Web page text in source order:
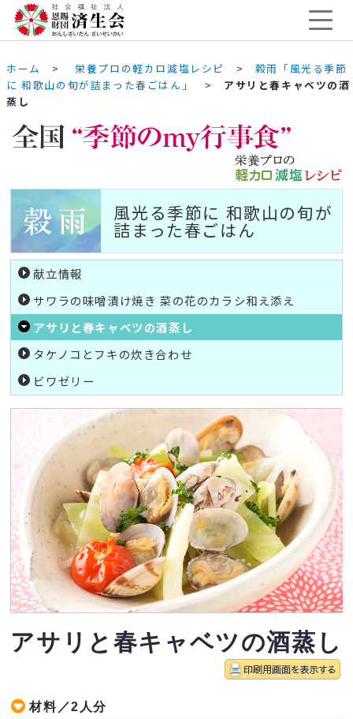
ホーム >栄養プロの軽カロ減塩レシピ > 穀雨「風光る季節
に 和歌山の旬が詰まった春ごはん」
> アサリと春キャベツの酒
蒸し
風光る季節に 和歌山の旬が
詰まった春ごはん
献立情報
サワラの味噌漬け焼き 菜の花のカラシ和え添え
アサリと春キャベツの酒蒸し
タケノコとフキの炊き合わせ
ビワゼリー
アサリと春キャベツの酒蒸し
材料／2人分